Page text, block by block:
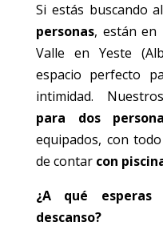
Si estás buscando
personas, están en
Valle en Yeste
espacio perfecto
intimidad.
para dos
equipados, con
de contarcon
¿A qué
descanso?